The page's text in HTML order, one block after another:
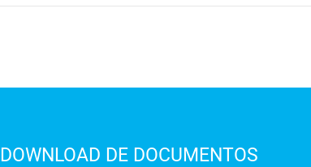
DOWNLOAD DE DOCUMENTOS